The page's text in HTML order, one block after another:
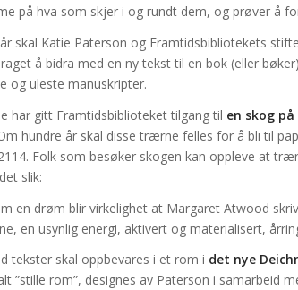
på hva som skjer i og rundt dem, og prøver å
skal Katie Paterson og Framtidsbibliotekets
å bidra med en ny tekst til en bok (eller
og uleste manuskripter.
har gitt Framtidsbiblioteket tilgang til en skog
hundre år skal disse trærne felles for å bli til
Folk som besøker skogen kan oppleve at
slik:
en drøm blir virkelighet at Margaret Atwood
en usynlig energi, aktivert og materialisert,
tekster skal oppbevares i et rom i det nye
”stille rom”, designes av Paterson i samarbeid